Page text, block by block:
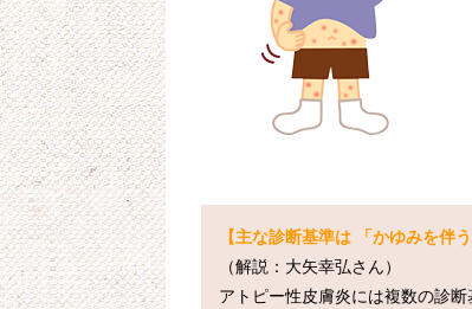
【主な診断基準は 「かゆみを伴
（解説：大矢幸弘さん）
アトピー性皮膚炎には複数の診